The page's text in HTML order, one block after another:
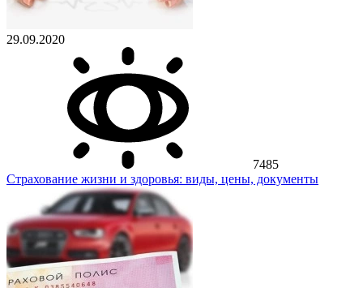
29.09.2020
7485
Страхование жизни и здоровья: виды, цены, документы